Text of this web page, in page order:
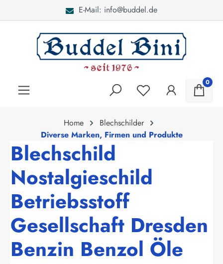
E-Mail: info@buddel.de
0
Home
Blechschilder
Diverse Marken, Firmen und Produkte
Blechschild
Nostalgieschild
Betriebsstoff
Gesellschaft Dresden
Benzin Benzol Öle